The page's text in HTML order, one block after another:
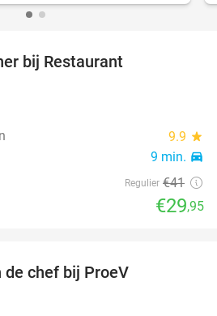
bij Restaurant
9.9 star
9 min. directions_car
Regulier €41
€29,95
de chef bij ProeV